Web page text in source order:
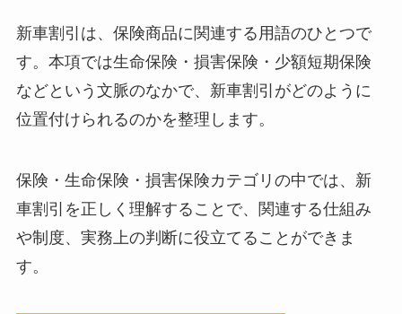
新車割引は、保険商品に関連する用語のひとつで
す。本項では生命保険・損害保険・少額短期保険
などという文脈のなかで、新車割引がどのように
位置付けられるのかを整理します。
保険・生命保険・損害保険カテゴリの中では、新
車割引を正しく理解することで、関連する仕組み
や制度、実務上の判断に役立てることができま
す。